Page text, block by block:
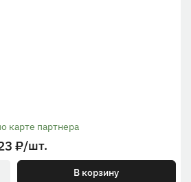
карте партнера
₽/шт.
В корзину